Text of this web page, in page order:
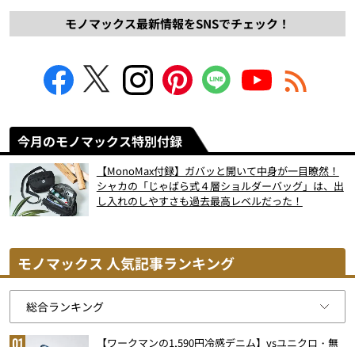
モノマックス最新情報をSNSでチェック！
今月のモノマックス特別付録
【MonoMax付録】ガバッと開いて中身が一目瞭然！
シャカの「じゃばら式４層ショルダーバッグ」は、出
し入れのしやすさも過去最高レベルだった！
モノマックス 人気記事ランキング
【ワークマンの1,590円冷感デニム】vsユニクロ・無